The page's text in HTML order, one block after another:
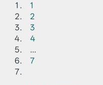
1
2
3
4
...
7